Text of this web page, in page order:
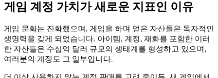
게임 계정 가치가 새로운 지표인 이유
게임 문화는 진화했으며, 게임을 하며 얻은 자산들은 독자적인
생명력을 갖게 되었습니다. 아이템, 계정, 재화를 포함한 이러
한 자산들은 수십억 달러 규모의 생태계를 형성하고 있으며,
여러분의 계정도 그 일부입니다.